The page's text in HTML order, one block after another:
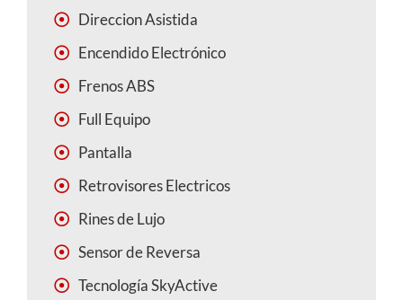
Direccion Asistida
Encendido Electrónico
Frenos ABS
Full Equipo
Pantalla
Retrovisores Electricos
Rines de Lujo
Sensor de Reversa
Tecnología SkyActive